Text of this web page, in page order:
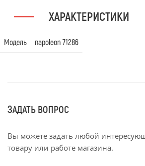
ХАРАКТЕРИСТИКИ
Модель napoleon 71286
ЗАДАТЬ ВОПРОС
Вы можете задать любой
товару или работе магазина.